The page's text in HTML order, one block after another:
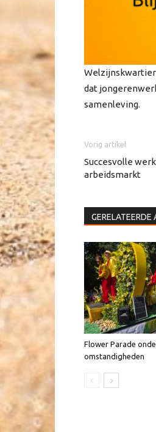
dat
samenleving.
Vorig artikel
Succesvolle
arbeidsmarkt
GERELATEERDE
Flower Parade
omstandigheden